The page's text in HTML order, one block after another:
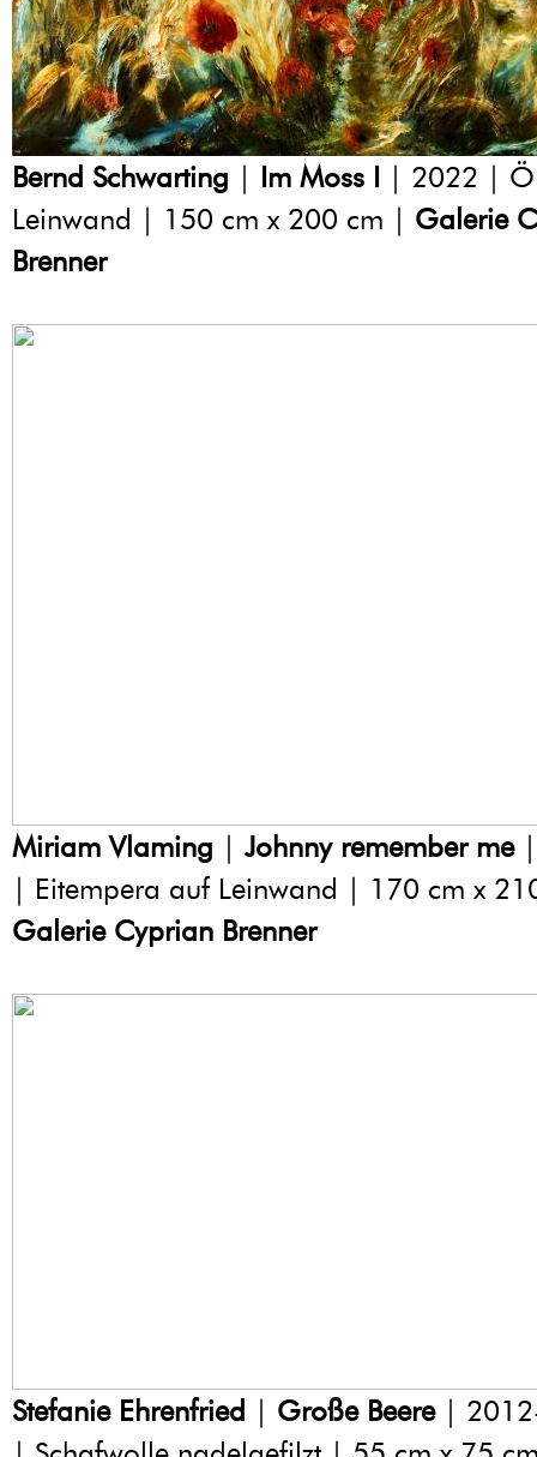
Bernd Schwarting | Im Moss I | 2022 |
Leinwand | 150 cm x 200 cm | Galerie
Brenner
Miriam Vlaming | Johnny remember me|
| Eitempera auf Leinwand | 170 cm x
Galerie Cyprian Brenner
Stefanie Ehrenfried | Große Beere|